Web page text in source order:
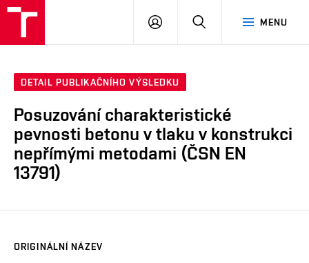
MENU
PŘIHLÁSIT
DETAIL PUBLIKAČNÍHO VÝSLEDKU
Posuzování charakteristické
pevnosti betonu v tlaku v konstrukci
nepřímými metodami (ČSN EN
13791)
ORIGINÁLNÍ NÁZEV